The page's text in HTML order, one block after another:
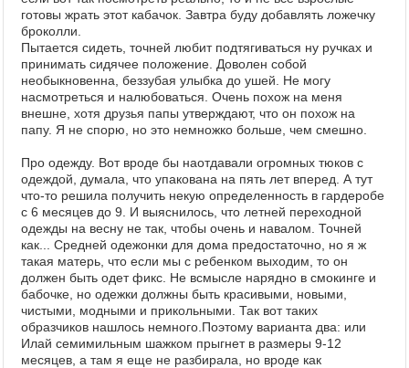
готовы жрать этот кабачок. Завтра буду добавлять ложечку
броколли.
Пытается сидеть, точней любит подтягиваться ну ручках и
принимать сидячее положение. Доволен собой
необыкновенна, беззубая улыбка до ушей. Не могу
насмотреться и налюбоваться. Очень похож на меня
внешне, хотя друзья папы утверждают, что он похож на
папу. Я не спорю, но это немножко больше, чем смешно.
Про одежду. Вот вроде бы наотдавали огромных тюков с
одеждой, думала, что упакована на пять лет вперед. А тут
что-то решила получить некую определенность в гардеробе
с 6 месяцев до 9. И выяснилось, что летней переходной
одежды на весну не так, чтобы очень и навалом. Точней
как... Средней одежонки для дома предостаточно, но я ж
такая матерь, что если мы с ребенком выходим, то он
должен быть одет фикс. Не всмысле нарядно в смокинге и
бабочке, но одежки должны быть красивыми, новыми,
чистыми, модными и прикольными. Так вот таких
образчиков нашлось немного.Поэтому варианта два: или
Илай семимильным шажком прыгнет в размеры 9-12
месяцев, а там я еще не разбирала, но вроде как